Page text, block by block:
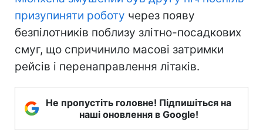
призупиняти роботу через появу
безпілотників поблизу злітно-посадкових
смуг, що спричинило масові затримки
рейсів і перенаправлення літаків.
Не пропустіть головне! Підпишіться на
наші оновлення в Google!